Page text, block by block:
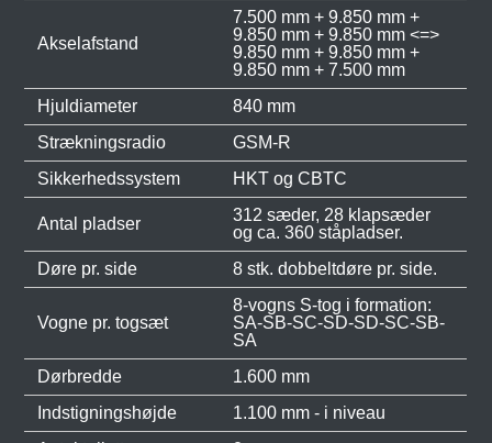
Akselafstand
7.500 mm + 9.850 mm +
9.850 mm + 9.850 mm <=>
9.850 mm + 9.850 mm +
9.850 mm + 7.500 mm
Hjuldiameter
840 mm
Strækningsradio
GSM-R
Sikkerhedssystem
HKT og CBTC
Antal pladser
312 sæder, 28 klapsæder
og ca. 360 ståpladser.
Døre pr. side
8 stk. dobbeltdøre pr. side.
Vogne pr. togsæt
8-vogns S-tog i formation:
SA-SB-SC-SD-SD-SC-SB-
SA
Dørbredde
1.600 mm
Indstigningshøjde
1.100 mm - i niveau